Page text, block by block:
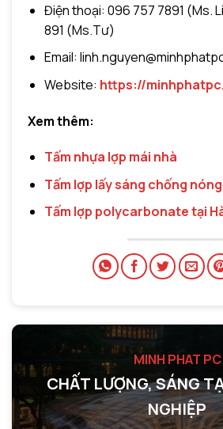
Điện thoại: 096 757 7891 (Ms.
891 (Ms.Tư)
Email:
Website: https://
Xem thêm:
Tấm nhựa lợp mái nhà
Tấm lợp lấy sáng chống nóng
Tấm lợp polycarbonate tại
MINH PHAT PC
CHẤT LƯỢNG, SÁNG
NGHIỆP